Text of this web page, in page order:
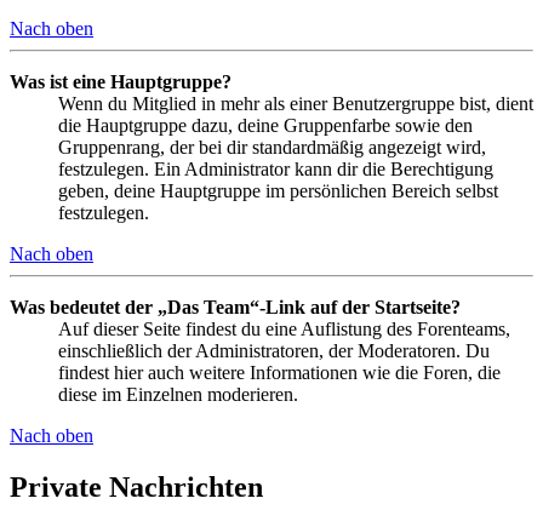
Nach oben
Was ist eine Hauptgruppe?
Wenn du Mitglied in mehr als einer Benutzergruppe bist, dient
die Hauptgruppe dazu, deine Gruppenfarbe sowie den
Gruppenrang, der bei dir standardmäßig angezeigt wird,
festzulegen. Ein Administrator kann dir die Berechtigung
geben, deine Hauptgruppe im persönlichen Bereich selbst
festzulegen.
Nach oben
Was bedeutet der „Das Team“-Link auf der Startseite?
Auf dieser Seite findest du eine Auflistung des Forenteams,
einschließlich der Administratoren, der Moderatoren. Du
findest hier auch weitere Informationen wie die Foren, die
diese im Einzelnen moderieren.
Nach oben
Private Nachrichten